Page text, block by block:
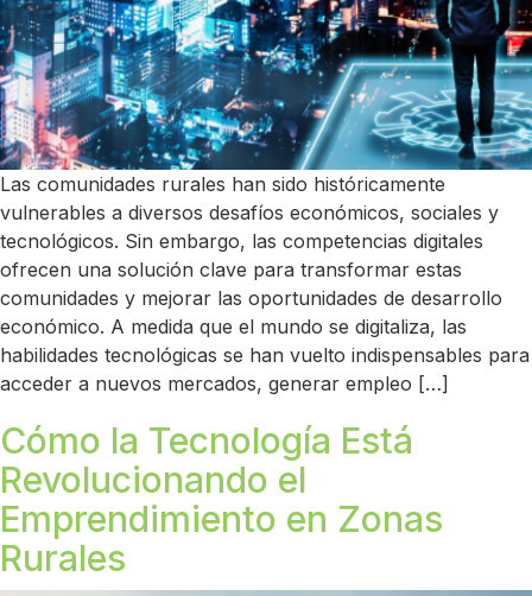
Las comunidades rurales han sido históricamente
vulnerables a diversos desafíos económicos, sociales y
tecnológicos. Sin embargo, las competencias digitales
ofrecen una solución clave para transformar estas
comunidades y mejorar las oportunidades de desarrollo
económico. A medida que el mundo se digitaliza, las
habilidades tecnológicas se han vuelto indispensables para
acceder a nuevos mercados, generar empleo […]
Cómo la Tecnología Está
Revolucionando el
Emprendimiento en Zonas
Rurales